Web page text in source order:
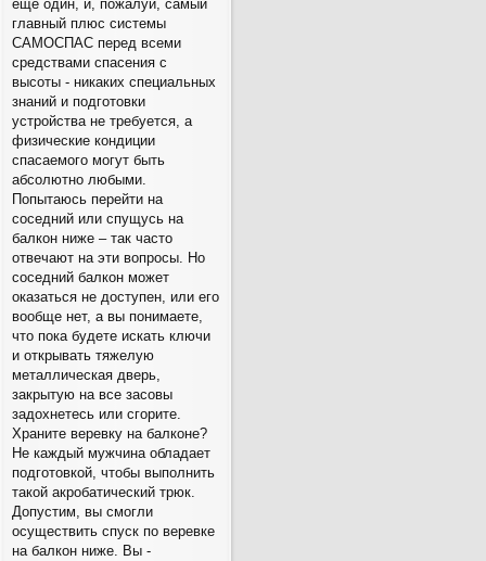
еще один, и, пожалуй, самый
главный плюс системы
САМОСПАС перед всеми
средствами спасения с
высоты - никаких специальных
знаний и подготовки
устройства не требуется, а
физические кондиции
спасаемого могут быть
абсолютно любыми.
Попытаюсь перейти на
соседний или спущусь на
балкон ниже – так часто
отвечают на эти вопросы. Но
соседний балкон может
оказаться не доступен, или его
вообще нет, а вы понимаете,
что пока будете искать ключи
и открывать тяжелую
металлическая дверь,
закрытую на все засовы
задохнетесь или сгорите.
Храните веревку на балконе?
Не каждый мужчина обладает
подготовкой, чтобы выполнить
такой акробатический трюк.
Допустим, вы смогли
осуществить спуск по веревке
на балкон ниже. Вы -